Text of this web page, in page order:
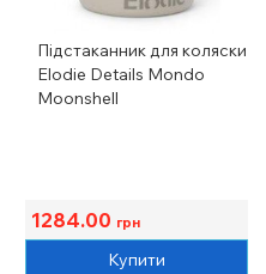
Підстаканник для коляски
Elodie Details Mondo
Moonshell
1284.00 грн
Купити